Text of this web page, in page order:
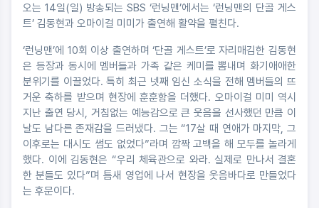
오는 14일(일) 방송되는 SBS ‘런닝맨’에서는 ‘런닝맨의 단골 게스
트’ 김동현과 오마이걸 미미가 출연해 활약을 펼친다.
‘런닝맨’에 10회 이상 출연하며 ‘단골 게스트’로 자리매김한 김동현
은 등장과 동시에 멤버들과 가족 같은 케미를 뽐내며 화기애애한
분위기를 이끌었다. 특히 최근 넷째 임신 소식을 전해 멤버들의 뜨
거운 축하를 받으며 현장에 훈훈함을 더했다. 오마이걸 미미 역시
지난 출연 당시, 거침없는 예능감으로 큰 웃음을 선사했던 만큼 이
날도 남다른 존재감을 드러냈다. 그는 “17살 때 연애가 마지막, 그
이후로는 대시도 썸도 없었다”라며 깜짝 고백을 해 모두를 놀라게
했다. 이에 김동현은 “우리 체육관으로 와라. 실제로 만나서 결혼
한 분들도 있다”며 틈새 영업에 나서 현장을 웃음바다로 만들었다
는 후문이다.